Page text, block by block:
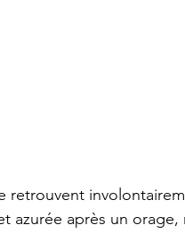
retrouvent
azurée après un